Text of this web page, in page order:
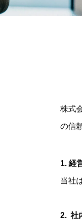
株式
の信
1. 経
当社
2. 社